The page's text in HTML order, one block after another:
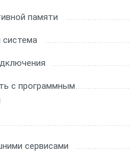
памяти
система
с программным
сервисами